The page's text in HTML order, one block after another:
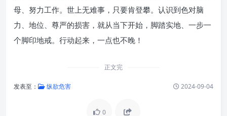
母、努力工作。世上无难事，只要肯登攀。认识到色对脑
力、地位、尊严的损害，就从当下开始，脚踏实地、一步一
个脚印地戒。行动起来，一点也不晚！
正文完
发表至： 纵欲危害 2024-09-04
0